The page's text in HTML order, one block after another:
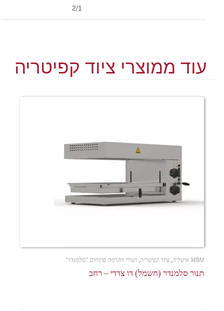
2/1
עוד ממוצרי ציוד קפיטריה
MBM איטליה ,ציוד קפיטריה, תנורי הקרמה פתוחים "סלמנדר"
תנור סלמנדר (חשמל) דו צדדי – רחב